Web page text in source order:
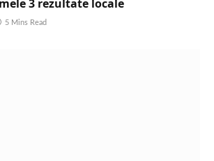
3 rezultate locale
5 Mins Read